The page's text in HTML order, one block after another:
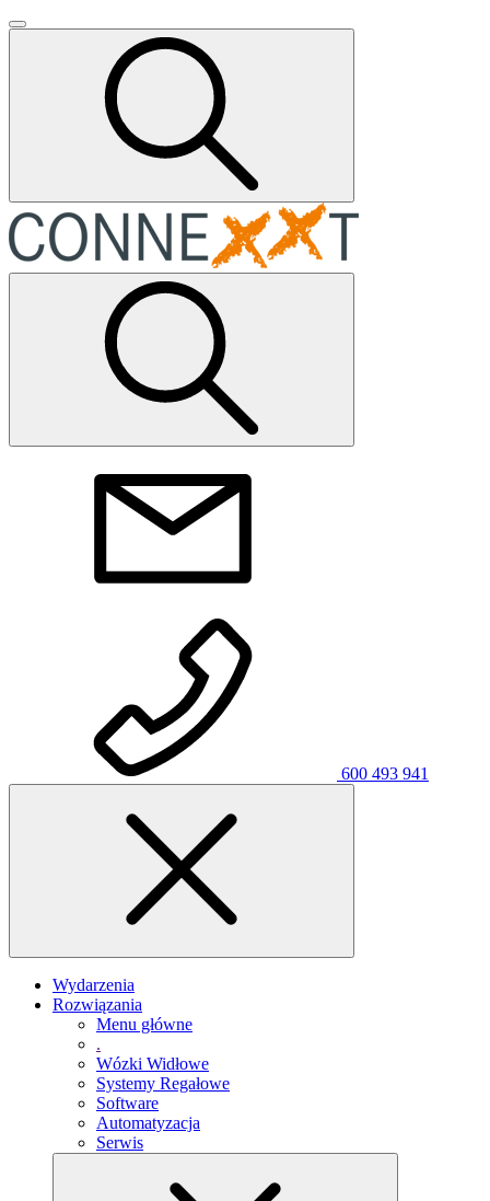
600 493 941
Wydarzenia
Rozwiązania
Menu główne
.
Wózki Widłowe
Systemy Regałowe
Software
Automatyzacja
Serwis